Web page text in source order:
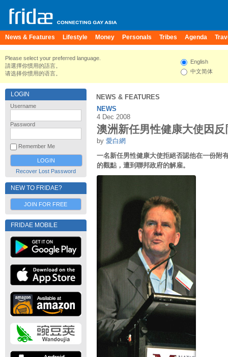
News & Features Lifestyle Money Personals Tribes Agenda
Please select your preferred language.
請選擇你慣用的語言。
请选择你惯用的语言。
English
中文简体
LOGIN
Username
Password
Remember Me
Recover Lost Password
NEW TO FRIDAE?
JOIN FOR FREE
FRIDAE MOBILE
NEWS & FEATURES
NEWS
4 Dec 2008
澳洲新任男性健康大使因
by 愛白網
一名新任男性健康大使拒絕否認他在一份附
的觀點，遭到聯邦政府的解雇。